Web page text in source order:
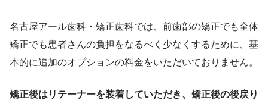
名古屋アール歯科・矯正歯科では、前歯部の矯正でも全体
矯正でも患者さんの負担をなるべく少なくするために、基
本的に追加のオプションの料金をいただいておりません。
矯正後はリテーナーを装着していただき、矯正後の後戻り